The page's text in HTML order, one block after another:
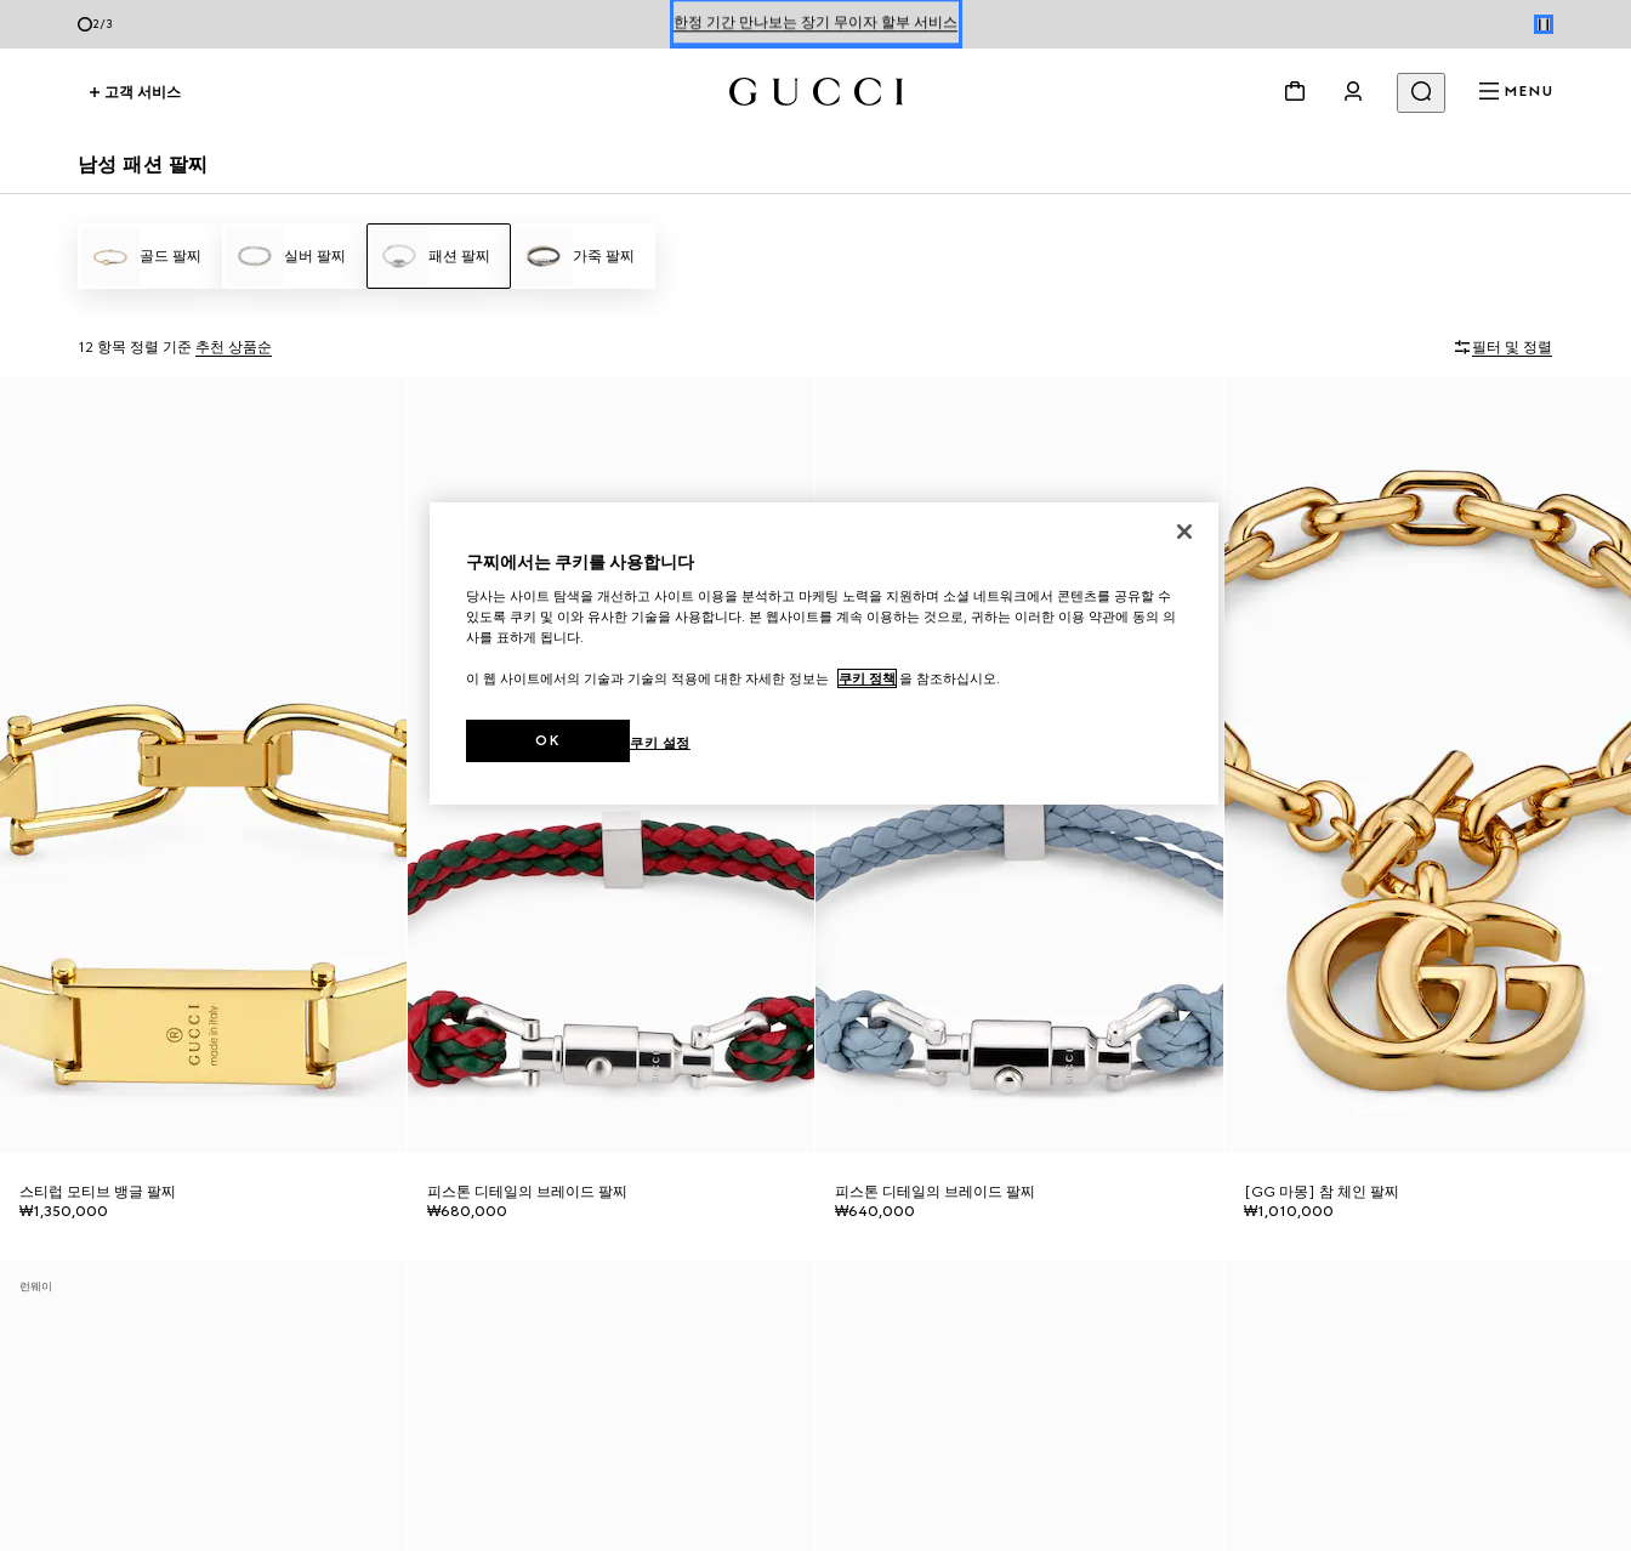
2/3 온라인 구매 시 특별한 혜택을 만나보세요
고객 서비스 MENU
남성 패션 팔찌
골드 팔찌 실버 팔찌 패션 팔찌 가죽 팔찌
12 항목 정렬 기준 추천 상품순 필터 및 정렬
스티럽 모티브 뱅글 팔찌
₩1,350,000
피스톤 디테일의 브레이드 팔찌
₩680,000
피스톤 디테일의 브레이드 팔찌
₩640,000
[GG 마몽] 참 체인 팔찌
₩1,010,000
런웨이
구찌에서는 쿠키를 사용합니다
당사는 사이트 탐색을 개선하고 사이트 이용을 분석하고 마케팅 노력을 지원하며 소셜 네트워크에서 콘텐츠를 공유할 수
있도록 쿠키 및 이와 유사한 기술을 사용합니다. 본 웹사이트를 계속 이용하는 것으로, 귀하는 이러한 이용 약관에 동의 의
사를 표하게 됩니다.
이 웹 사이트에서의 기술과 기술의 적용에 대한 자세한 정보는 쿠키 정책 을 참조하십시오.
쿠키 설정
OK